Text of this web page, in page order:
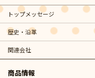
トップメッセージ
歴史・沿革
関連会社
商品情報